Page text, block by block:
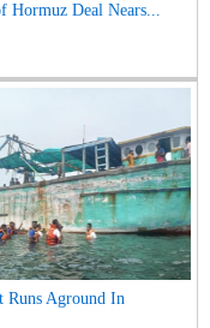
Hormuz Deal Nears...
Runs Aground In